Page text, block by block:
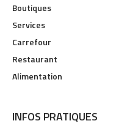
Boutiques
Services
Carrefour
Restaurant
Alimentation
INFOS PRATIQUES